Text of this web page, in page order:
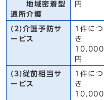
地域密着型
通所介護
円
(2)介護予防サ
ービス
1件につ
き
10,000
円
(3)従前相当サ
ービス
1件につ
き
10,000